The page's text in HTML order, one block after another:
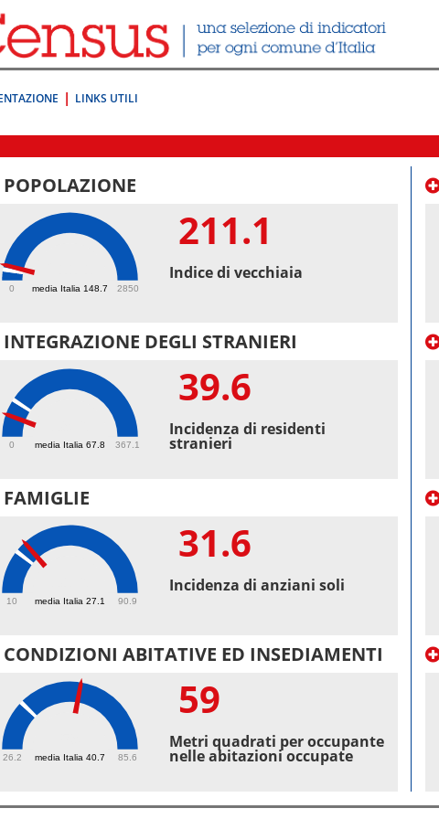
LINKS UTILI
POPOLAZIONE
media Italia 148.7
0 2850
211.1
Indice di vecchiaia
INTEGRAZIONE DEGLI STRANIERI
media Italia 67.8
0 367.1
39.6
Incidenza di residenti
stranieri
FAMIGLIE
media Italia 27.1
10 90.9
31.6
Incidenza di anziani soli
CONDIZIONI ABITATIVE ED INSEDIAMENTI
media Italia 40.7
26.2 85.6
59
Metri quadrati per occupante
nelle abitazioni occupate